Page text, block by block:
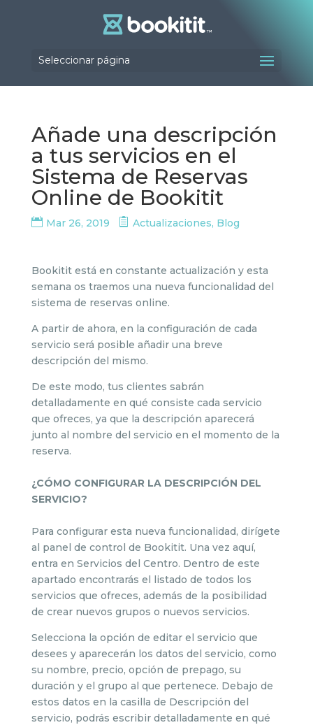
Seleccionar página
Añade una descripción
a tus servicios en el
Sistema de Reservas
Online de Bookitit
Mar 26, 2019 Actualizaciones, Blog
Bookitit está en constante actualización y esta
semana os traemos una nueva funcionalidad del
sistema de reservas online.
A partir de ahora, en la configuración de cada
servicio será posible añadir una breve
descripción del mismo.
De este modo, tus clientes sabrán
detalladamente en qué consiste cada servicio
que ofreces, ya que la descripción aparecerá
junto al nombre del servicio en el momento de la
reserva.
¿CÓMO CONFIGURAR LA DESCRIPCIÓN DEL
SERVICIO?
Para configurar esta nueva funcionalidad, dirígete
al panel de control de Bookitit. Una vez aquí,
entra en Servicios del Centro. Dentro de este
apartado encontrarás el listado de todos los
servicios que ofreces, además de la posibilidad
de crear nuevos grupos o nuevos servicios.
Selecciona la opción de editar el servicio que
desees y aparecerán los datos del servicio, como
su nombre, precio, opción de prepago, su
duración y el grupo al que pertenece. Debajo de
estos datos en la casilla de Descripción del
servicio, podrás escribir detalladamente en qué